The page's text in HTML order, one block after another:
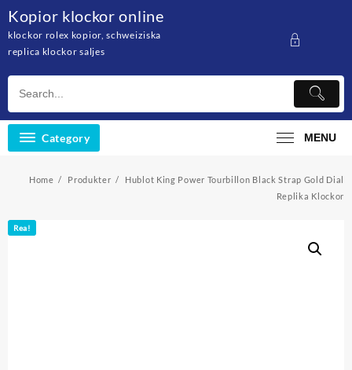
content
Kopior klockor online
klockor rolex kopior, schweiziska
replica klockor saljes
Category MENU
Home Produkter
Hublot King Power Tourbillon Black Strap Gold Dial
Replika Klockor
Rea!